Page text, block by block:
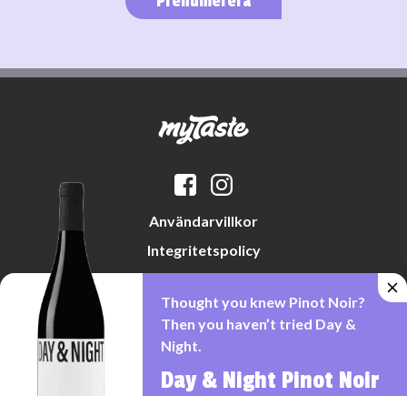
Användarvillkor
Integritetspolicy
Cookiepolicy
Denna webbplats drivs av Vinklubben i Norden AB
Thought you knew Pinot Noir?
Then you haven’t tried Day &
Night.
Day & Night Pinot Noir